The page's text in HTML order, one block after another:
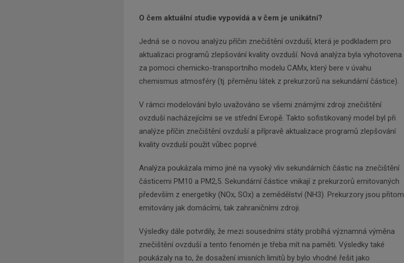
O čem aktuální studie vypovídá a v čem je unikátní?
Jedná se o novou analýzu příčin znečištění ovzduší, která je podkladem pro
aktualizaci programů zlepšování kvality ovzduší. Nová analýza byla vyhotovena
za pomoci chemicko-transportního modelu CAMx, který bere v úvahu
chemismus atmosféry (tj. přeměnu látek z prekurzorů na sekundární částice).
V rámci modelování bylo uvažováno se všemi známými zdroji znečištění
ovzduší nacházejícími se ve střední Evropě. Takto sofistikovaný model byl při
analýze příčin znečištění ovzduší a přípravě aktualizace programů zlepšování
kvality ovzduší použit vůbec poprvé.
Analýza poukázala mimo jiné na vysoký vliv sekundárních částic na znečištění
částicemi PM10 a PM2,5. Sekundární částice vnikají z prekurzorů emitovaných
především z energetiky (NOx, SOx) a zemědělství (NH3). Prekurzory jsou přitom
emitovány jak domácími, tak zahraničními zdroji.
Výsledky dále potvrdily, že mezi sousedními státy probíhá významná výměna
znečištění ovzduší a tento fenomén je třeba mít na paměti. Výsledky také
poukázaly na to, že dosažení imisních limitů by bylo vhodné řešit jako